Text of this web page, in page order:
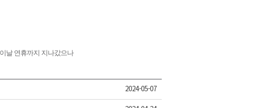
날 연휴까지 지나갔으나
2024-05-07